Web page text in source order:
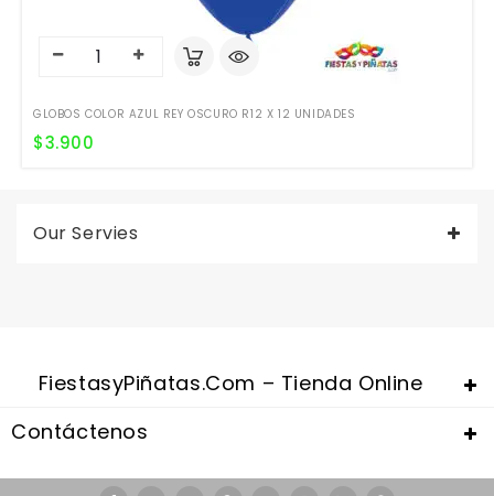
GLOBOS COLOR AZUL REY OSCURO R12 X 12 UNIDADES
$3.900
Our Servies
FiestasyPiñatas.com – Tienda Online
Contáctenos